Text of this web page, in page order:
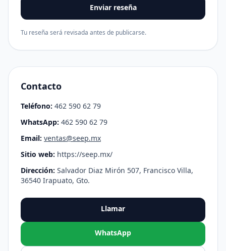
Enviar reseña
Tu reseña será revisada antes de publicarse.
Contacto
Teléfono: 462 590 62 79
WhatsApp: 462 590 62 79
Email: ventas@seep.mx
Sitio web: https://seep.mx/
Dirección: Salvador Diaz Mirón 507, Francisco Villa,
36540 Irapuato, Gto.
Llamar
WhatsApp